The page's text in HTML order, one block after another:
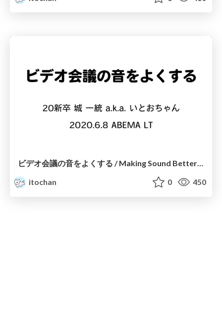
ビデオ会議の音をよくする / Making Sound Better with Video Conference
itochan
0 450